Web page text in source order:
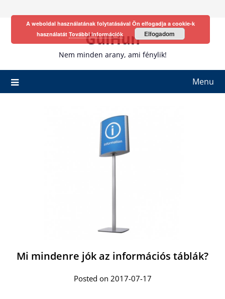
GulHun
Nem minden arany, ami fénylik!
Menu
Mi mindenre jók az információs táblák?
Posted on 2017-07-17
A weboldal használatának folytatásával Ön elfogadja a cookie-k
használatát További információk Elfogadom